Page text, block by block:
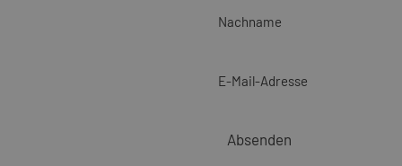
Nachname
E-Mail-Adresse
Absenden